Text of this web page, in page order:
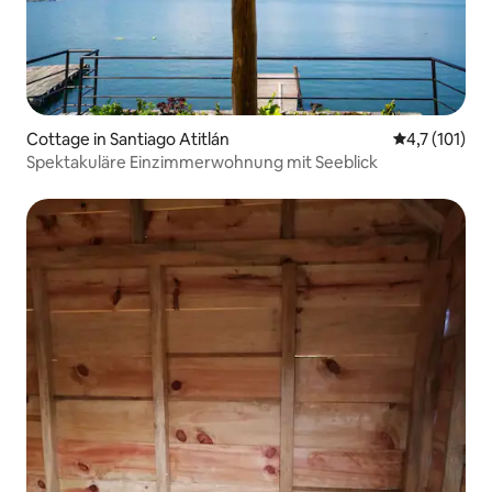
Cottage in Santiago Atitlán
4,7 (101)
Spektakuläre Einzimmerwohnung mit Seeblick